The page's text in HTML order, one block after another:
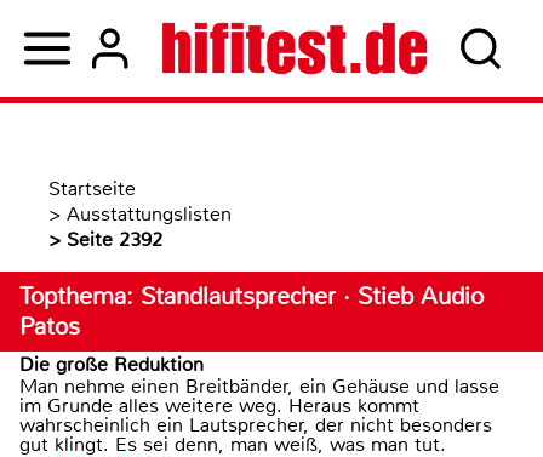
Startseite
> Ausstattungslisten
> Seite 2392
Topthema: Standlautsprecher · Stieb Audio
Patos
Die große Reduktion
Man nehme einen Breitbänder, ein Gehäuse und lasse
im Grunde alles weitere weg. Heraus kommt
wahrscheinlich ein Lautsprecher, der nicht besonders
gut klingt. Es sei denn, man weiß, was man tut.